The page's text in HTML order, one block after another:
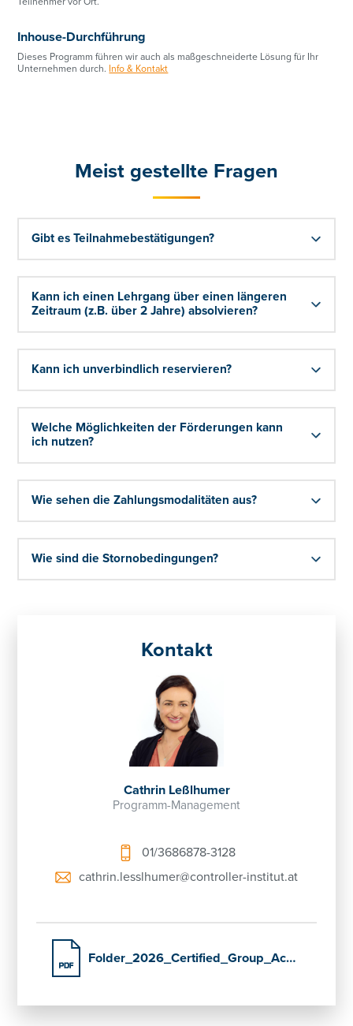
Inhouse-Durchführung
Dieses Programm führen wir auch als maßgeschneiderte Lösung für Ihr
Unternehmen durch. Info & Kontakt
Meist gestellte Fragen
Gibt es Teilnahmebestätigungen?
Kann ich einen Lehrgang über einen längeren
Zeitraum (z.B. über 2 Jahre) absolvieren?
Kann ich unverbindlich reservieren?
Welche Möglichkeiten der Förderungen kann
ich nutzen?
Wie sehen die Zahlungsmodalitäten aus?
Wie sind die Stornobedingungen?
Kontakt
Cathrin Leßlhumer
Programm-Management
01/3686878-3128
cathrin.lesslhumer@controller-institut.at
Folder_2026_Certified_Group_Accountant
Datenschutzerklärung
Download